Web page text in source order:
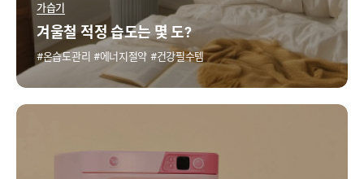
가습기
겨울철 적정 습도는 몇 도?
온습도관리 에너지절약 건강필수템